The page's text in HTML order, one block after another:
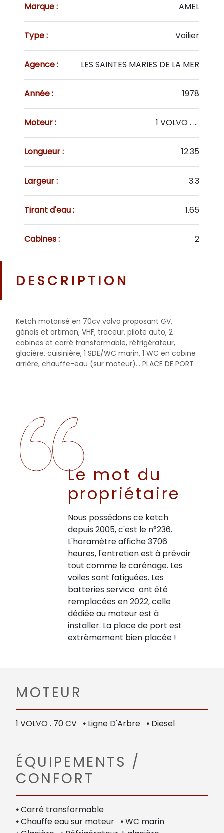
Marque : AMEL
Type : Voilier
Agence : LES SAINTES MARIES DE LA MER
Année : 1978
Moteur : 1 VOLVO . 70 CV
Longueur : 12.35
Largeur : 3.3
Tirant d'eau : 1.65
Cabines : 2
DESCRIPTION
Ketch motorisé en 70cv volvo proposant GV,
génois et artimon, VHF, traceur, pilote auto, 2
cabines et carré transformable, réfrigérateur,
glacière, cuisinière, 1 SDE/WC marin, 1 WC en cabine
arrière, chauffe-eau (sur moteur)... PLACE DE PORT
Le mot du
propriétaire
Nous possédons ce ketch
depuis 2005, c'est le n°236.
L'horamètre affiche 3706
heures, l'entretien est à prévoir
tout comme le carénage. Les
voiles sont fatiguées. Les
batteries service ont été
remplacées en 2022, celle
dédiée au moteur est à
installer. La place de port est
extrèmement bien placée !
MOTEUR
1 VOLVO . 70 CV • Ligne D'Arbre • Diesel
ÉQUIPEMENTS /
CONFORT
•Carré transformable
•Chauffe eau sur moteur •WC marin